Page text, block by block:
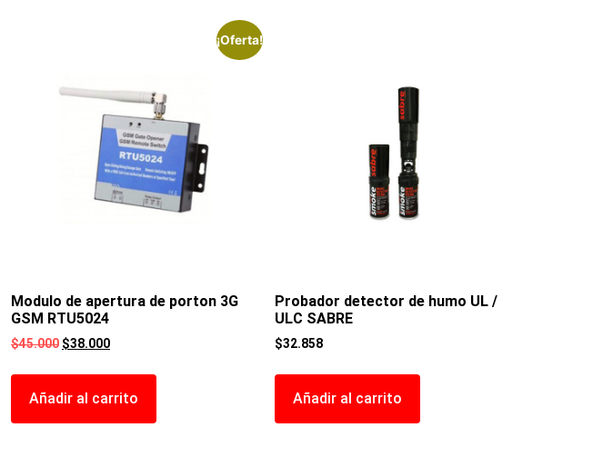
¡Oferta!
Modulo de apertura de porton 3G
GSM RTU5024
$45.000 $38.000
Añadir al carrito
Probador detector de humo UL /
ULC SABRE
$32.858
Añadir al carrito